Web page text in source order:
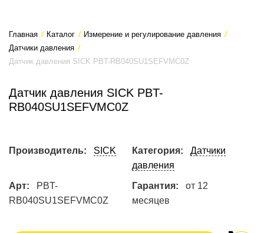
Главная / Каталог / Измерение и регулирование давления /
Датчики давления /
Датчик давления SICK PBT-RB040SU1SEFVMC0Z
Датчик давления SICK PBT-
RB040SU1SEFVMC0Z
Производитель: SICK Категория:
Датчики
давления
Арт:
PBT-
RB040SU1SEFVMC0Z
Гарантия:
от 12
месяцев